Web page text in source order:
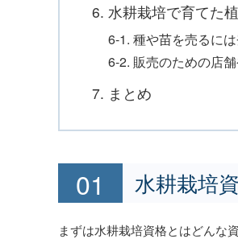
6. 水耕栽培で育てた
6-1. 種や苗を売るに
6-2. 販売のための店
7. まとめ
水耕栽培
まずは水耕栽培資格とはどんな